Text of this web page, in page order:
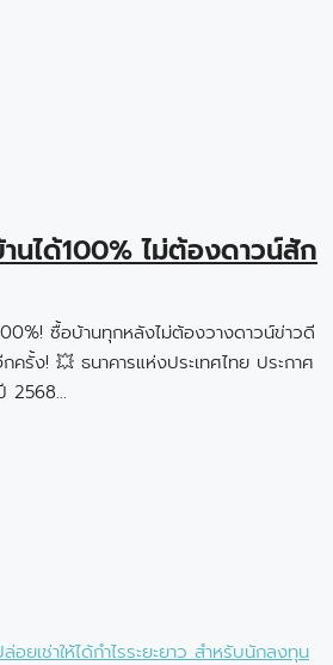
นได้100% ไม่ต้องดาวน์สัก
ซื้อบ้านทุกหลังไม่ต้องวางดาวน์ข่าวดี
รั้ง! 💥 ธนาคารแห่งประเทศไทย ประกาศ
2568...
ยเช่าให้ได้กำไรระยะยาว สำหรับนักลงทุน